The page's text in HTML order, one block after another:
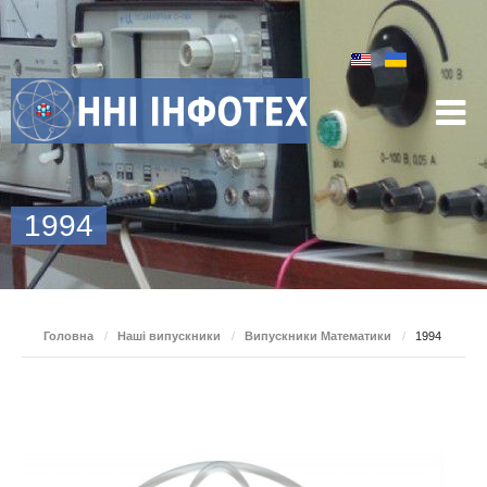
1994
Головна / Наші випускники / Випускники Математики / 1994